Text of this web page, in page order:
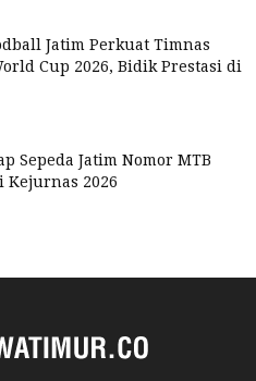
Jatim Perkuat Timnas
Cup 2026, Bidik Prestasi di
Sepeda Jatim Nomor MTB
Kejurnas 2026